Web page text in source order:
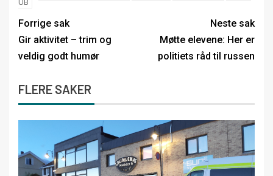
UB
Forrige sak
Gir aktivitet – trim og
veldig godt humør
Neste sak
Møtte elevene: Her er
politiets råd til russen
FLERE SAKER